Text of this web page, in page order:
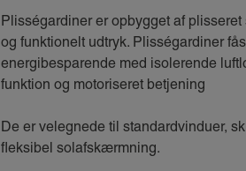
Plisségardiner er opbygget af
og funktionelt udtryk. Plisségardiner
energibesparende med isolerende
funktion og motoriseret betjening
De er velegnede til standardvinduer,
fleksibel solafskærmning.